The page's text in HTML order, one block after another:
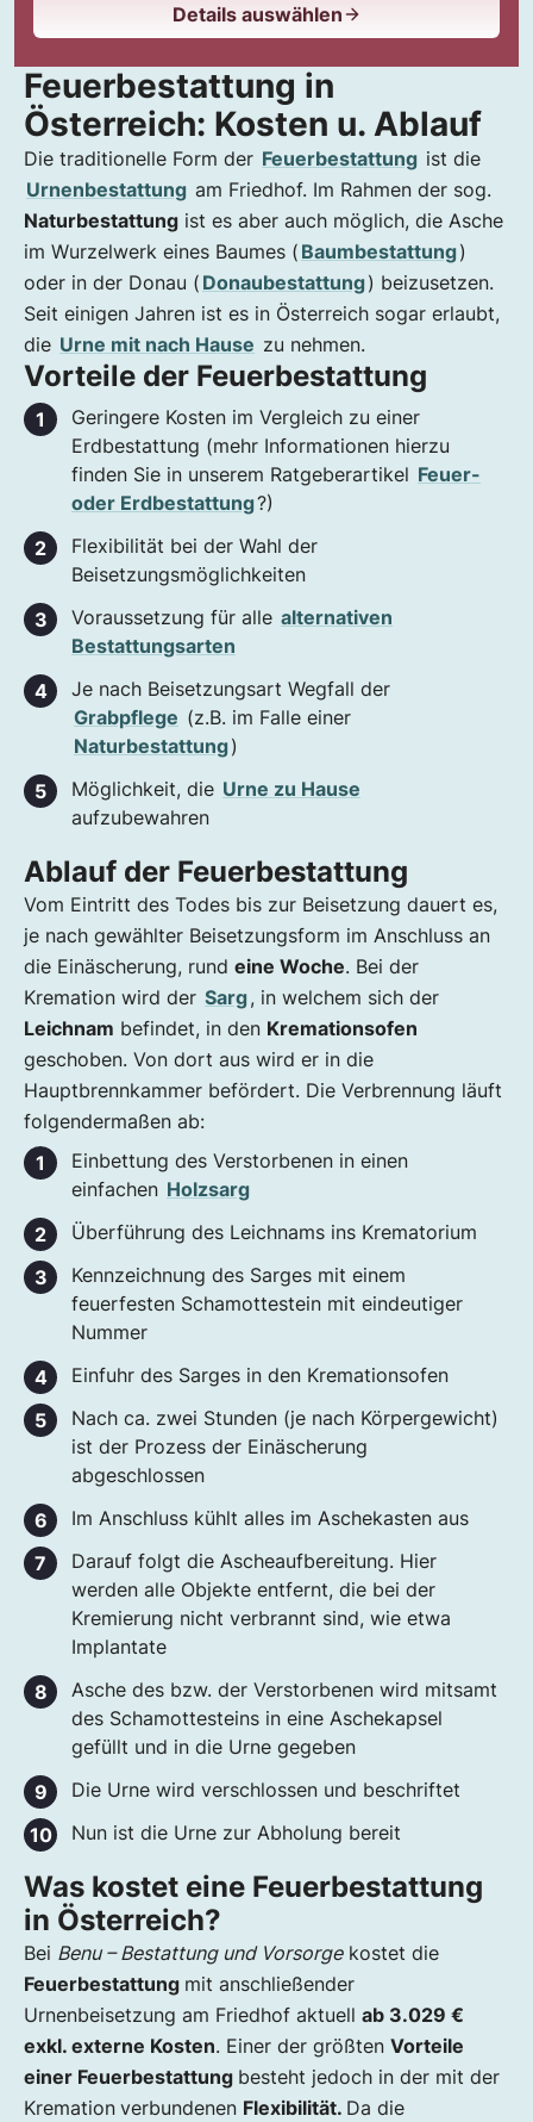
Details auswählen
Feuerbestattung in
Österreich: Kosten u. Ablauf
Die traditionelle Form der Feuerbestattung ist die
Urnenbestattung am Friedhof. Im Rahmen der sog.
Naturbestattung ist es aber auch möglich, die Asche
im Wurzelwerk eines Baumes ( Baumbestattung)
oder in der Donau ( Donaubestattung) beizusetzen.
Seit einigen Jahren ist es in Österreich sogar erlaubt,
die Urne mit nach Hause zu nehmen.
Vorteile der Feuerbestattung
Geringere Kosten im Vergleich zu einer
Erdbestattung (mehr Informationen hierzu
finden Sie in unserem Ratgeberartikel Feuer-
oder Erdbestattung?)
Flexibilität bei der Wahl der
Beisetzungsmöglichkeiten
Voraussetzung für alle alternativen
Bestattungsarten
Je nach Beisetzungsart Wegfall der
Grabpflege (z.B. im Falle einer
Naturbestattung)
Möglichkeit, die Urne zu Hause
aufzubewahren
Ablauf der Feuerbestattung
Vom Eintritt des Todes bis zur Beisetzung dauert es,
je nach gewählter Beisetzungsform im Anschluss an
die Einäscherung, rund eine Woche. Bei der
Kremation wird der Sarg, in welchem sich der
Leichnam befindet, in den Kremationsofen
geschoben. Von dort aus wird er in die
Hauptbrennkammer befördert. Die Verbrennung läuft
folgendermaßen ab:
Einbettung des Verstorbenen in einen
einfachen Holzsarg
Überführung des Leichnams ins Krematorium
Kennzeichnung des Sarges mit einem
feuerfesten Schamottestein mit eindeutiger
Nummer
Einfuhr des Sarges in den Kremationsofen
Nach ca. zwei Stunden (je nach Körpergewicht)
ist der Prozess der Einäscherung
abgeschlossen
Im Anschluss kühlt alles im Aschekasten aus
Darauf folgt die Ascheaufbereitung. Hier
werden alle Objekte entfernt, die bei der
Kremierung nicht verbrannt sind, wie etwa
Implantate
Asche des bzw. der Verstorbenen wird mitsamt
des Schamottesteins in eine Aschekapsel
gefüllt und in die Urne gegeben
Die Urne wird verschlossen und beschriftet
Nun ist die Urne zur Abholung bereit
Was kostet eine Feuerbestattung
in Österreich?
Bei Benu – Bestattung und Vorsorgekostet die
Feuerbestattung mit anschließender
Urnenbeisetzung am Friedhof aktuell ab 3.029 €
exkl. externe Kosten. Einer der größten Vorteile
einer Feuerbestattung besteht jedoch in der mit der
Kremation verbundenen Flexibilität. Da die